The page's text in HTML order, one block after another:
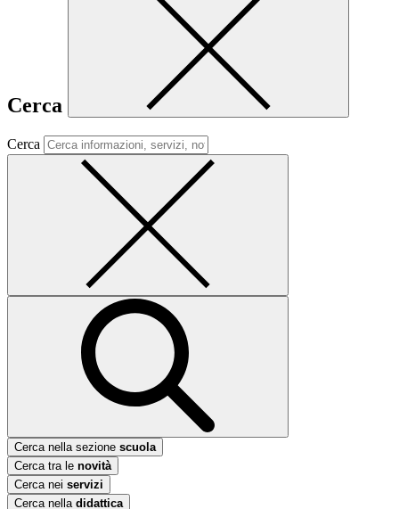
Cerca
Cerca
Cerca nella sezione scuola
Cerca tra le novità
Cerca nei servizi
Cerca nella didattica